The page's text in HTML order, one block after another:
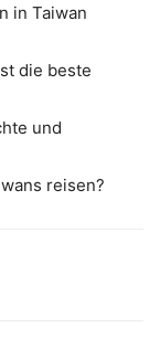
in Taiwan
die beste
und
reisen?